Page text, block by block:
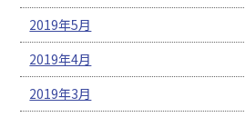
2019年5月
2019年4月
2019年3月